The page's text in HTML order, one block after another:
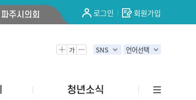
파주시의회 로그인 회원가입
가 SNS 언어선택
청년소식